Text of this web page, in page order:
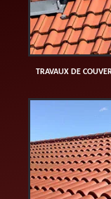
TRAVAUX DE